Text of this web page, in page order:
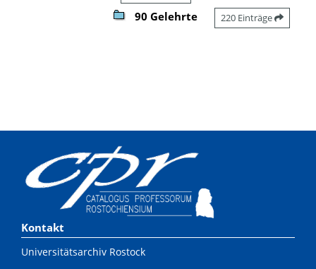
90 Gelehrte 220 Einträge
Kontakt
Universitätsarchiv Rostock